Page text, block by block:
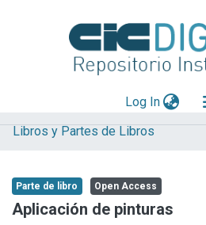
Log In(current)
Explorar
Aportar material
Libros y Partes de Libros
Parte de libro Open Access
Aplicación de pinturas